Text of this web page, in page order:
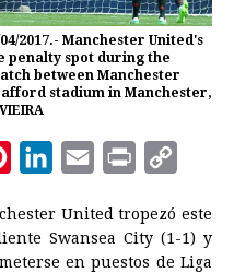
2017.- Manchester United's
penalty spot during the
between Manchester
stadium in Manchester,
n
t
n
k
a
i
i
n
p
y
United tropezó este
Swansea City (1-1) y
en puestos de Liga